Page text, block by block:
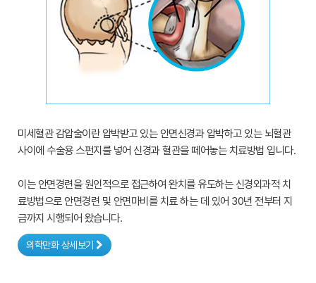
미세혈관 감압술이란 압박받고 있는 안면신경과 압박하고 있는 뇌혈관
사이에 수술용 스펀지를 넣어 신경과 혈관을 떼어놓는 치료방법 입니다.
이는 안면경련을 원인적으로 접근하여 완치를 유도하는 신경외과적 치
료방법으로 안면경련 및 안면마비를 치료 하는 데 있어 30년 전부터 지
금까지 시행되어 왔습니다.
의학만화 상세보기